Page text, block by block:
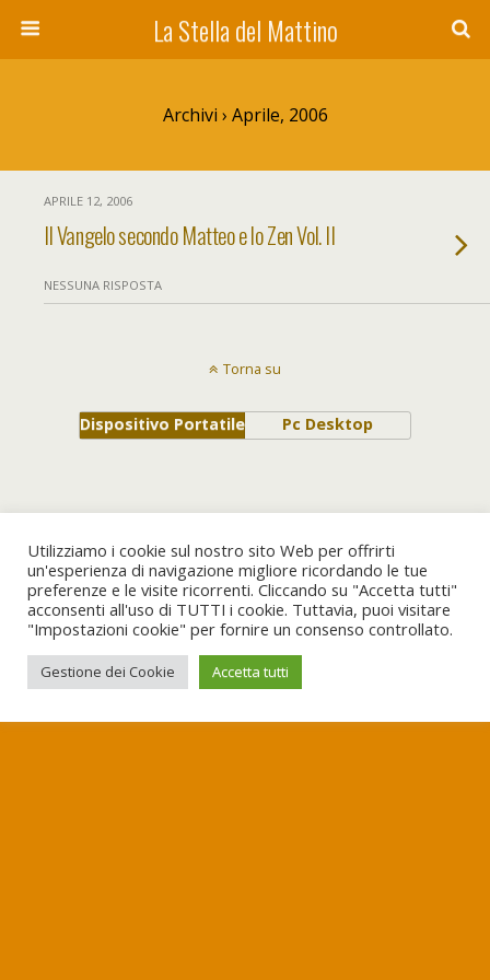
La Stella del Mattino
Archivi › Aprile, 2006
APRILE 12, 2006
Il Vangelo secondo Matteo e lo Zen Vol. II
NESSUNA RISPOSTA
Torna su
Dispositivo Portatile Pc Desktop
Utilizziamo i cookie sul nostro sito Web per offrirti
un'esperienza di navigazione migliore ricordando le tue
preferenze e le visite ricorrenti. Cliccando su "Accetta tutti"
acconsenti all'uso di TUTTI i cookie. Tuttavia, puoi visitare
"Impostazioni cookie" per fornire un consenso controllato.
Gestione dei Cookie Accetta tutti